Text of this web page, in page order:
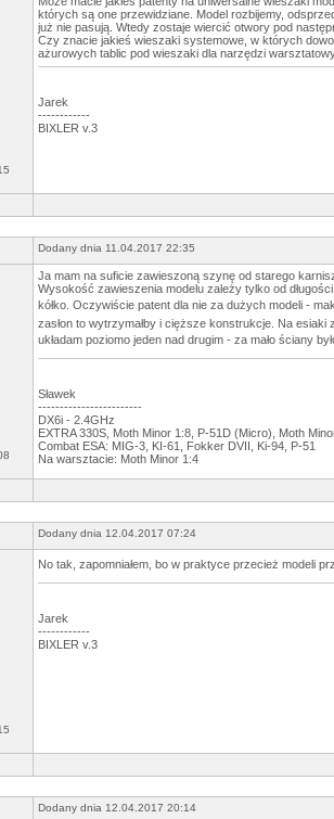
których są one przewidziane. Model rozbijemy,
już nie pasują. Wtedy zostaje wiercić otwory pod
Czy znacie jakieś wieszaki systemowe, w których
ażurowych tablic pod wieszaki dla narzędzi
Jarek
------------
BIXLER v.3
Dodany dnia 11.04.2017 22:35
Ja mam na suficie zawieszoną szynę od starego
Wysokość zawieszenia modelu zależy tylko od
kółko. Oczywiście patent dla nie za dużych modeli -
zasłon to wytrzymałby i cięższe konstrukcje. Na esiaki
układam poziomo jeden nad drugim - za mało ściany
Sławek
------------------------
DX6i - 2.4GHz
EXTRA 330S, Moth Minor 1:8, P-51D (Micro), Moth
Combat ESA: MIG-3, KI-61, Fokker DVII, Ki-94, P-51
Na warsztacie: Moth Minor 1:4
Dodany dnia 12.04.2017 07:24
No tak, zapomniałem, bo w praktyce przecież modeli
Jarek
------------
BIXLER v.3
Dodany dnia 12.04.2017 20:14